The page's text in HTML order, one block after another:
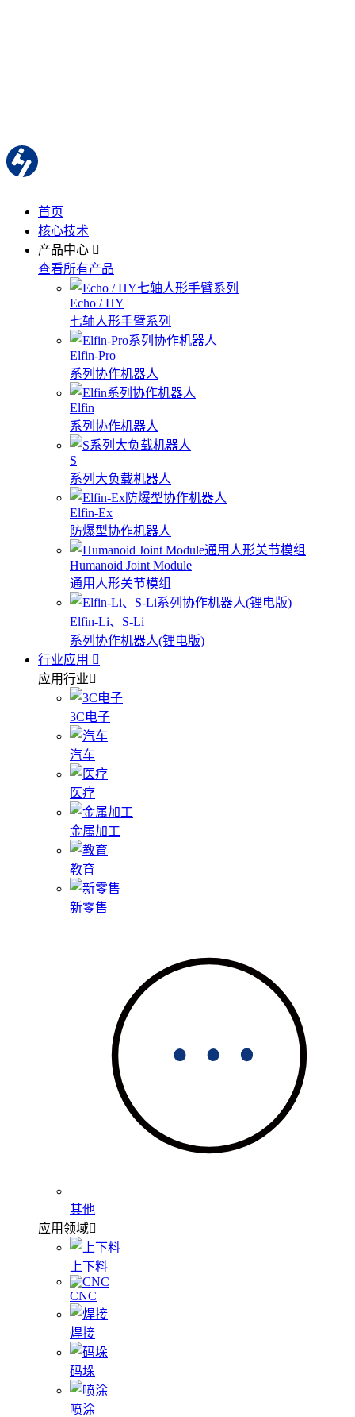
首页
核心技术
产品中心
查看所有产品
Echo / HY
七轴人形手臂系列
Elfin-Pro
系列协作机器人
Elfin
系列协作机器人
S
系列大负载机器人
Elfin-Ex
防爆型协作机器人
Humanoid Joint Module
通用人形关节模组
Elfin-Li、S-Li
系列协作机器人(锂电版)
行业应用
应用行业
3C电子
汽车
医疗
金属加工
教育
新零售
其他
应用领域
上下料
CNC
焊接
码垛
喷涂